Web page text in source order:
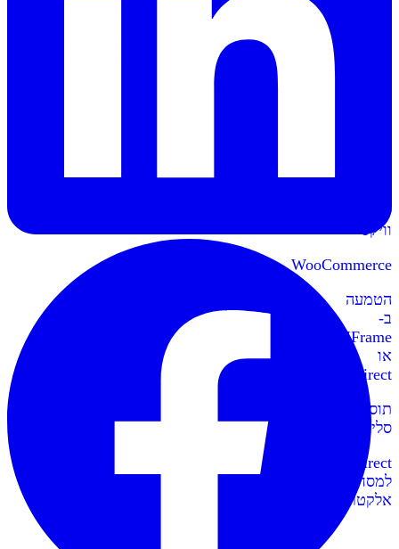
לאתרי
וויקס
WooCommerce
הטמעה
ב-
IFrame
או
Redirect
תוספי
סליקה
Redirect
למסחר
אלקטרוני